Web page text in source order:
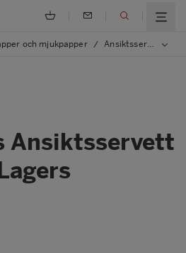
och mjukpapper / Ansiktsservett
Ansiktsservett